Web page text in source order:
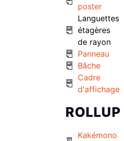
poster
Languettes
étagères
de rayon
Panneau
Bâche
Cadre
d'affichage
ROLLUP
Kakémono